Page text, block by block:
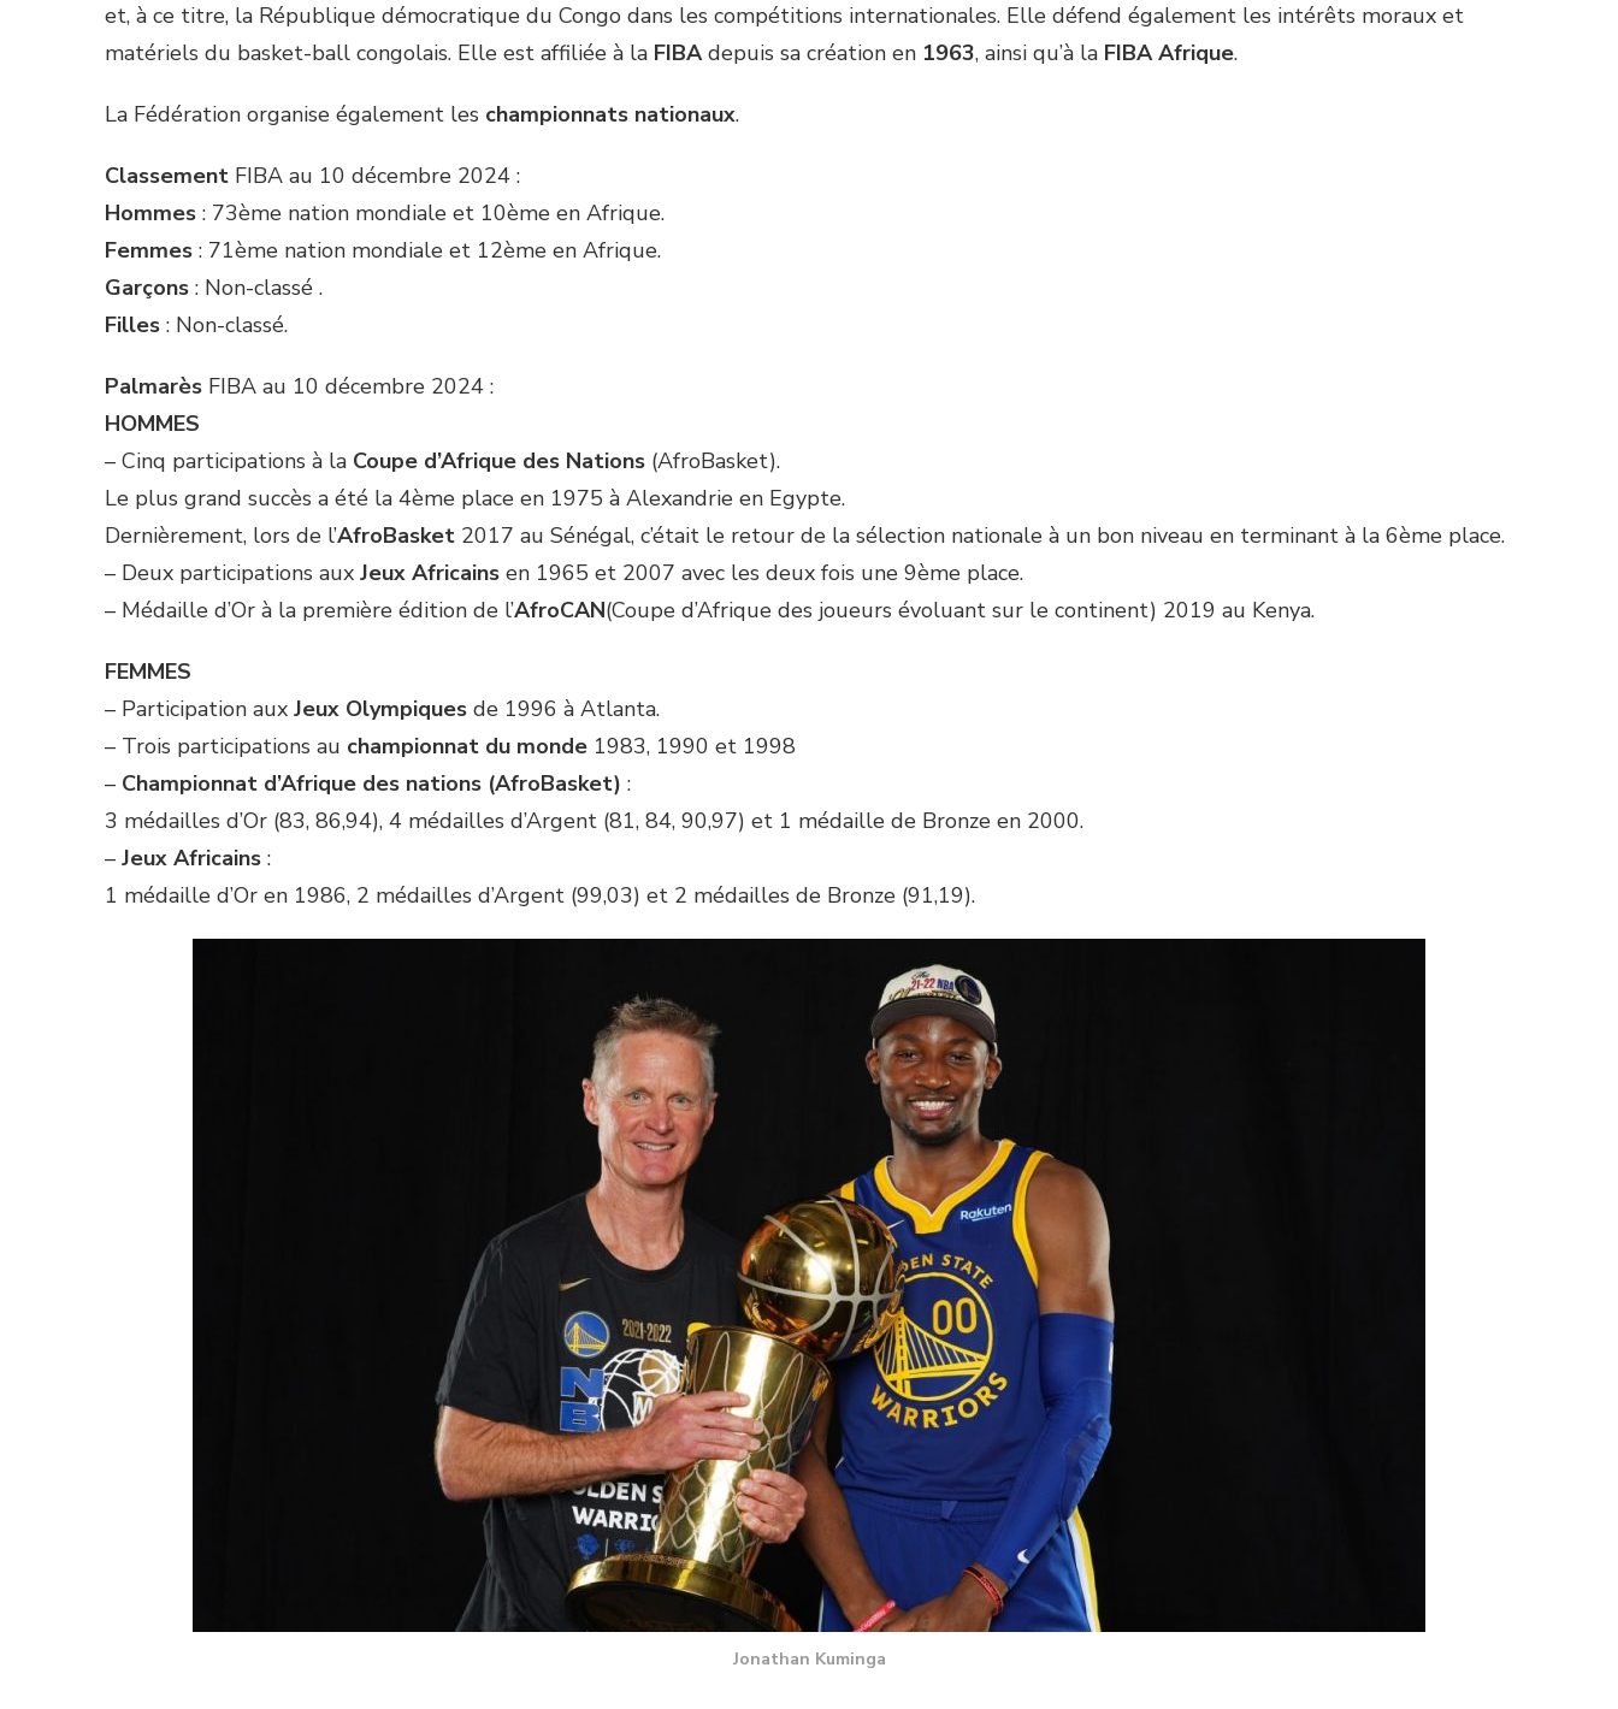
et, à ce titre, la République démocratique du Congo dans les compétitions internationales. Elle défend également les intérêts moraux et
matériels du basket-ball congolais. Elle est affiliée à la FIBAdepuis sa création en 1963, ainsi qu’à la FIBA Afrique.
La Fédération organise également les championnats nationaux.
Classement FIBA au 10 décembre 2024 :
Hommes : 73ème nation mondiale et 10ème en Afrique.
Femmes : 71ème nation mondiale et 12ème en Afrique.
Garçons : Non-classé .
Filles : Non-classé.
Palmarès FIBA au 10 décembre 2024 :
HOMMES
– Cinq participations à la Coupe d’Afrique des Nations (AfroBasket).
Le plus grand succès a été la 4ème place en 1975 à Alexandrie en Egypte.
Dernièrement, lors de l’AfroBasket 2017 au Sénégal, c’était le retour de la sélection nationale à un bon niveau en terminant à la 6ème place.
– Deux participations aux Jeux Africains en 1965 et 2007 avec les deux fois une 9ème place.
– Médaille d’Or à la première édition de l’AfroCAN(Coupe d’Afrique des joueurs évoluant sur le continent) 2019 au Kenya.
FEMMES
– Participation aux Jeux Olympiques de 1996 à Atlanta.
– Trois participations au championnat du monde 1983, 1990 et 1998
– Championnat d’Afrique des nations (AfroBasket) :
3 médailles d’Or (83, 86,94), 4 médailles d’Argent (81, 84, 90,97) et 1 médaille de Bronze en 2000.
– Jeux Africains :
1 médaille d’Or en 1986, 2 médailles d’Argent (99,03) et 2 médailles de Bronze (91,19).
Jonathan Kuminga